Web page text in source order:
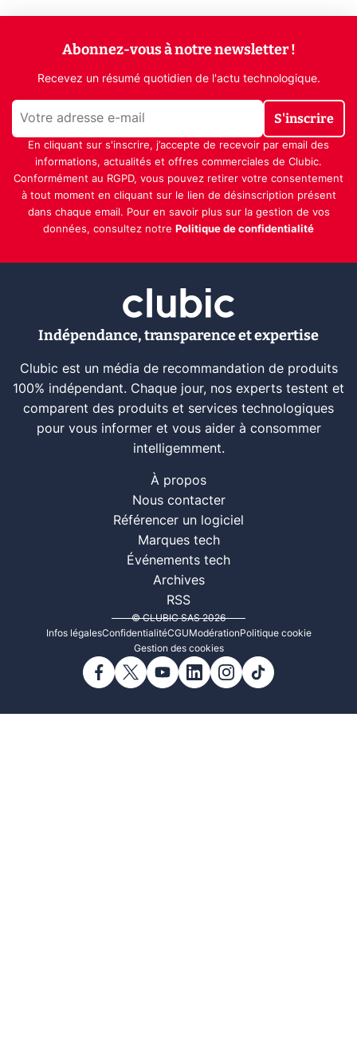
Abonnez-vous à notre newsletter !
Recevez un résumé quotidien de l'actu technologique.
S'inscrire
En cliquant sur s'inscrire, j’accepte de recevoir par email des
informations, actualités et offres commerciales de Clubic.
Conformément au RGPD, vous pouvez retirer votre consentement
à tout moment en cliquant sur le lien de désinscription présent
dans chaque email. Pour en savoir plus sur la gestion de vos
données, consultez notre Politique de confidentialité
Indépendance, transparence et expertise
Clubic est un média de recommandation de produits
100% indépendant. Chaque jour, nos experts testent et
comparent des produits et services technologiques
pour vous informer et vous aider à consommer
intelligemment.
À propos
Nous contacter
Référencer un logiciel
Marques tech
Événements tech
Archives
RSS
© CLUBIC SAS 2026
Infos légalesConfidentialitéCGUModérationPolitique cookie
Gestion des cookies